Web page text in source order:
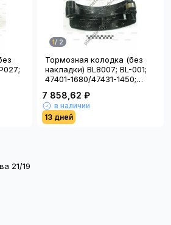
1/ 2
Тормозная колодка (без
накладки) BL8007; BL-001;
47401-1680/47431-1450;
7 858,62 ₽
в наличии
13 дней
21/19